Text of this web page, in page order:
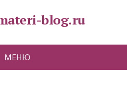
blog.ru
МЕНЮ